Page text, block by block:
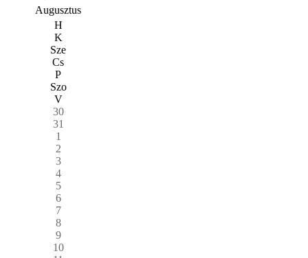
Augusztus
H
K
Sze
Cs
P
Szo
V
30
31
1
2
3
4
5
6
7
8
9
10